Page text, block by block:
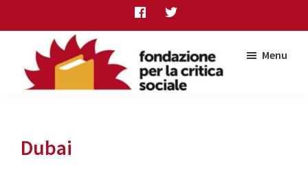
to
content
to
primary
sidebar
to
critica
sociale
Menu
Dubai